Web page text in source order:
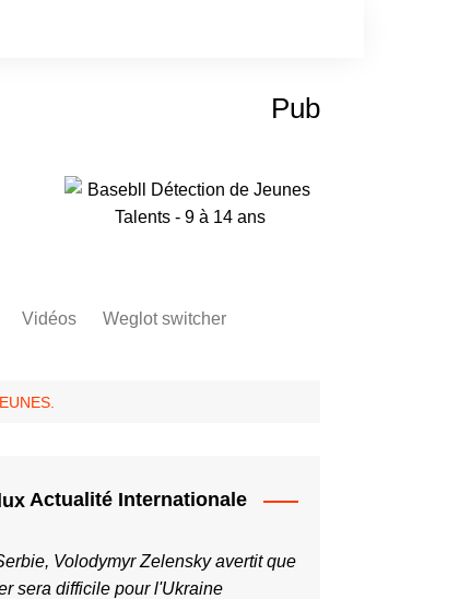
Pub
Vidéos Weglot switcher
Actualité Internationale
Volodymyr Zelensky avertit que
sera difficile pour l'Ukraine